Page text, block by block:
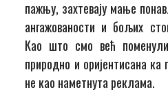
пажњу, захтевају мање
ангажованости и бољих
Као што смо већ
природно и оријентисана
не као наметнута реклама.